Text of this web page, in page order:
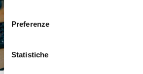
consenso
Preferenze
Statistiche